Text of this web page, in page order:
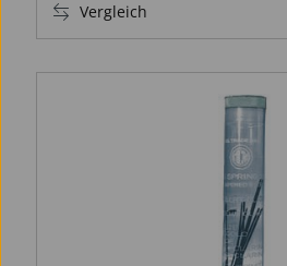
Vergleich